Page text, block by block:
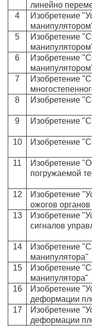
линейно
4
Изобретение
5
Изобретение
6
Изобретение
7
Изобретение
8
Изобретение
9 Изобретение
10 Изобретение
11
Изобретение
погружаемой
12
Изобретение
ожогов
13
Изобретение
сигналов
14
Изобретение
манипулятора"
15
Изобретение
манипулятора"
16
Изобретение
деформации
17
Изобретение
деформации